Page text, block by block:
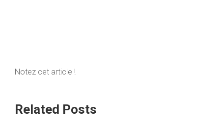
Notez cet article !
Related Posts